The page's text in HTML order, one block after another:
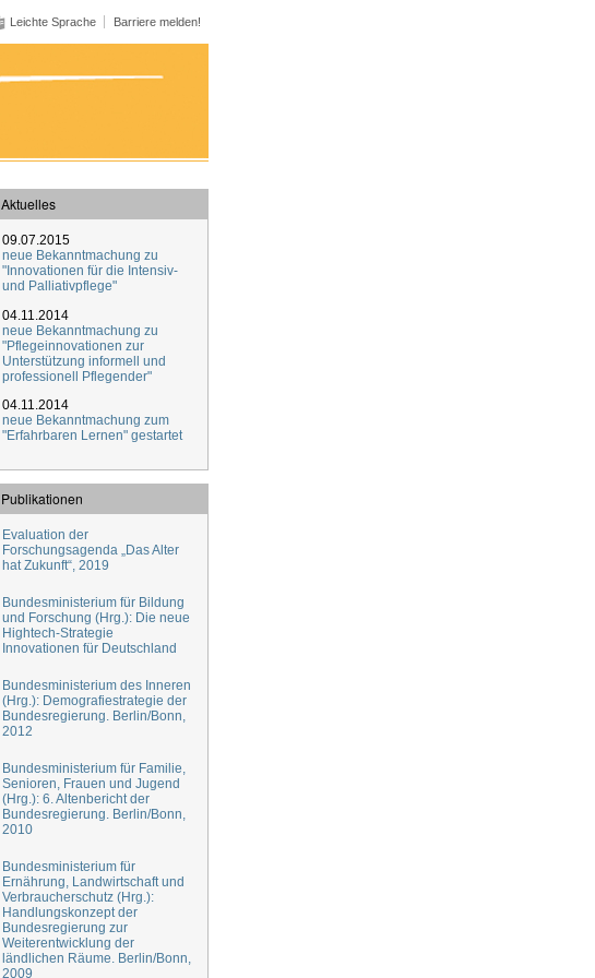
Leichte Sprache Barriere melden!
Aktuelles
09.07.2015
neue Bekanntmachung zu
"Innovationen für die Intensiv-
und Palliativpflege"
04.11.2014
neue Bekanntmachung zu
"Pflegeinnovationen zur
Unterstützung informell und
professionell Pflegender"
04.11.2014
neue Bekanntmachung zum
"Erfahrbaren Lernen" gestartet
Publikationen
Evaluation der
Forschungsagenda „Das Alter
hat Zukunft“, 2019
Bundesministerium für Bildung
und Forschung (Hrg.): Die neue
Hightech-Strategie
Innovationen für Deutschland
Bundesministerium des Inneren
(Hrg.): Demografiestrategie der
Bundesregierung. Berlin/Bonn,
2012
Bundesministerium für Familie,
Senioren, Frauen und Jugend
(Hrg.): 6. Altenbericht der
Bundesregierung. Berlin/Bonn,
2010
Bundesministerium für
Ernährung, Landwirtschaft und
Verbraucherschutz (Hrg.):
Handlungskonzept der
Bundesregierung zur
Weiterentwicklung der
ländlichen Räume. Berlin/Bonn,
2009